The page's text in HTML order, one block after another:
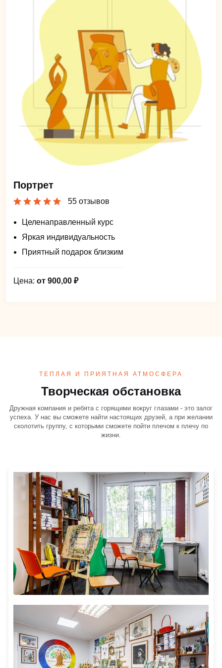
Портрет
55 отзывов
Целенаправленный курс
Яркая индивидуальность
Приятный подарок близким
Цена: от 900,00 ₽
ТЕПЛАЯ И ПРИЯТНАЯ АТМОСФЕРА
Творческая обстановка
Дружная компания и ребята с горящими вокруг глазами - это залог
успеха. У нас вы сможете найти настоящих друзей, а при желании
сколотить группу, с которыми сможете пойти плечом к плечу по
жизни.